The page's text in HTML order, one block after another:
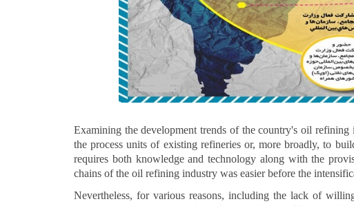
Examining the development trends of the country's oil refining
the process units of existing refineries or, more broadly, to
requires both knowledge and technology along with the
chains of the oil refining industry was easier before the
Nevertheless, for various reasons, including the lack of